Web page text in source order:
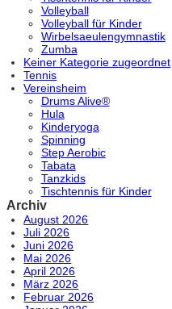
Volleyball
Volleyball für Kinder
Wirbelsaeulengymnastik
Zumba
Keiner Kategorie zugeordnet
Tennis
Vereinsheim
Drums Alive®
Hula
Kinderyoga
Spinning
Step Aerobic
Tabata
Tanzkids
Tischtennis für Kinder
Archiv
August 2026
Juli 2026
Juni 2026
Mai 2026
April 2026
März 2026
Februar 2026